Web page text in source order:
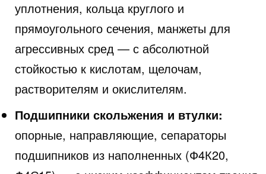
уплотнения, кольца круглого и
прямоугольного сечения, манжеты для
агрессивных сред — с абсолютной
стойкостью к кислотам, щелочам,
растворителям и окислителям.
Подшипники скольжения и втулки:
опорные, направляющие, сепараторы
подшипников из наполненных (Ф4К20,